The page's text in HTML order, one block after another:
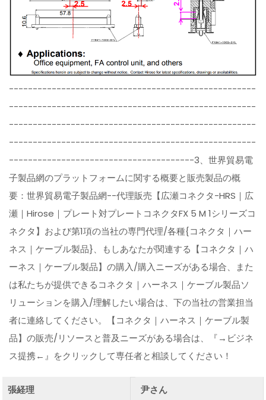
----------------------------------------------------
----------------------------------------------------
----------------------------------------------------
----------------------------------------------------
---------------------------------------3、世界貿易電
子製品網のプラットフォームに関する概要と販売製品の概
要：世界貿易電子製品網--代理販売【広瀬コネクタ-HRS｜広
瀬｜Hirose｜プレート対プレートコネクタFX 5 M 1シリーズコ
ネクタ】および第1項の当社の専門代理/各種{コネクタ｜ハー
ネス｜ケーブル製品}、もしあなたが関連する【コネクタ｜ハ
ーネス｜ケーブル製品】の購入/購入ニーズがある場合、また
は私たちが提供できるコネクタ｜ハーネス｜ケーブル製品ソ
リューションを購入/理解したい場合は、下の当社の営業担当
者に連絡してください。【コネクタ｜ハーネス｜ケーブル製
品】の販売/リソースと普及ニーズがある場合は、『→ビジネ
ス提携←』をクリックして専任者と相談してください！
張経理
尹さん